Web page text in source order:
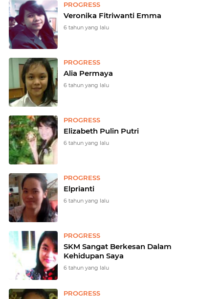
PROGRESS
Veronika Fitriwanti Emma
6 tahun yang lalu
PROGRESS
Alia Permaya
6 tahun yang lalu
PROGRESS
Elizabeth Pulin Putri
6 tahun yang lalu
PROGRESS
Elprianti
6 tahun yang lalu
PROGRESS
SKM Sangat Berkesan Dalam
Kehidupan Saya
6 tahun yang lalu
PROGRESS